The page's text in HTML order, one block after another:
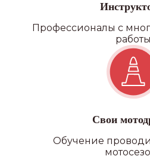
Профессионалы с
работы
Свои
Обучение